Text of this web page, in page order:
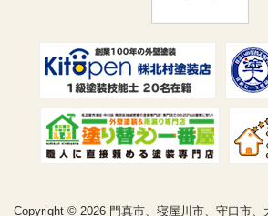
Copyright © 2026 門真市、寝屋川市、守口市、